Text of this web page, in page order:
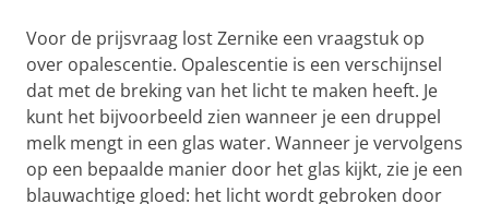
Voor de prijsvraag lost Zernike een vraagstuk op
over opalescentie. Opalescentie is een verschijnsel
dat met de breking van het licht te maken heeft. Je
kunt het bijvoorbeeld zien wanneer je een druppel
melk mengt in een glas water. Wanneer je vervolgens
op een bepaalde manier door het glas kijkt, zie je een
blauwachtige gloed: het licht wordt gebroken door